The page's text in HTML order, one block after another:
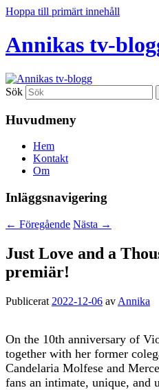
Hoppa till primärt innehåll
Annikas tv-
Sök
Huvudmeny
Hem
Kontakt
Om
Inläggsnavigering
← Föregående Nästa →
Just Love and a
premiär!
Publicerat 2022-12-06 av Annika
On the 10th anniversary of
together with her former
Candelaria Molfese and
fans an intimate, unique, and